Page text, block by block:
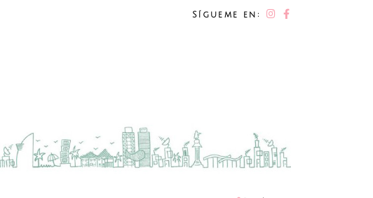
Sígueme en: